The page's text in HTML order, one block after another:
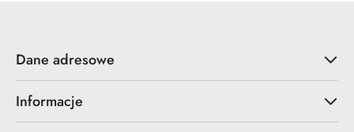
Dane adresowe
Informacje